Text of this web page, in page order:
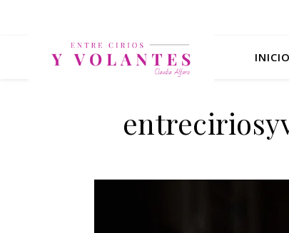
INICIO